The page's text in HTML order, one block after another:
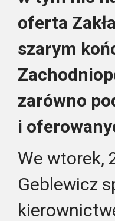
oferta
szarym
zarówno
i
We wtorek,
Geblewicz